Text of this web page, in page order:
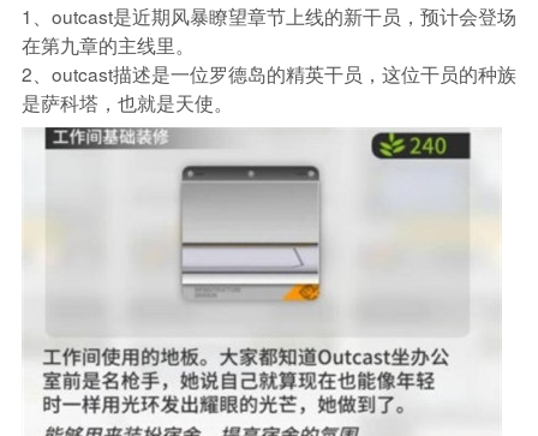
1、outcast是近期风暴瞭望章节上线的新干员，预计会登场
在第九章的主线里。
2、outcast描述是一位罗德岛的精英干员，这位干员的种族
是萨科塔，也就是天使。